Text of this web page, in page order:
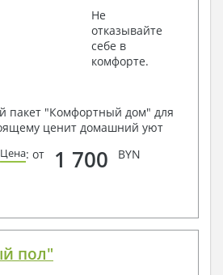
Не
отказывайте
себе в
комфорте.
пакет "Комфортный дом" для
ценит домашний уют
Цена: от 1 700 BYN
пол"